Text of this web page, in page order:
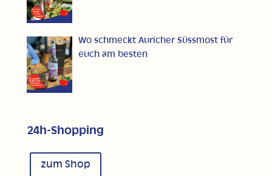
Wo schmeckt Auricher Süssmost für
euch am besten
24h-Shopping
zum Shop